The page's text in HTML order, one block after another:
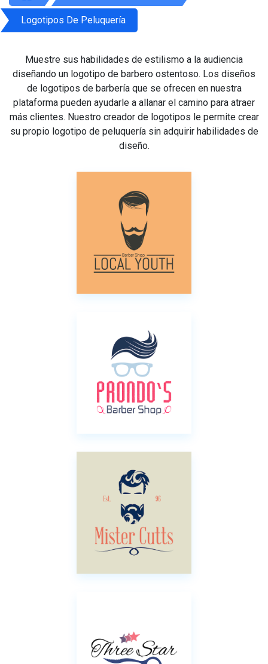
Logotipos De Peluquería
Muestre sus habilidades de estilismo a la audiencia
diseñando un logotipo de barbero ostentoso. Los diseños
de logotipos de barbería que se ofrecen en nuestra
plataforma pueden ayudarle a allanar el camino para atraer
más clientes. Nuestro creador de logotipos le permite crear
su propio logotipo de peluquería sin adquirir habilidades de
diseño.